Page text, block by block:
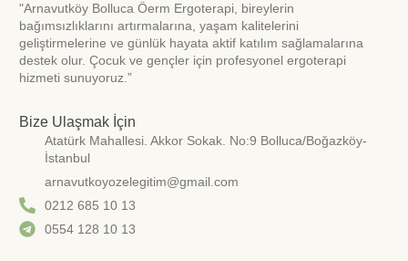
"Arnavutköy Bolluca Öerm Ergoterapi, bireylerin
bağımsızlıklarını artırmalarına, yaşam kalitelerini
geliştirmelerine ve günlük hayata aktif katılım sağlamalarına
destek olur. Çocuk ve gençler için profesyonel ergoterapi
hizmeti sunuyoruz.”
Bize Ulaşmak İçin
Atatürk Mahallesi. Akkor Sokak. No:9 Bolluca/Boğazköy-
İstanbul
arnavutkoyozelegitim@gmail.com
0212 685 10 13
0554 128 10 13